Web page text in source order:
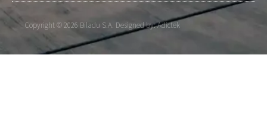
Copyright © 2026 Biladu S.A. Designed by: Adictek